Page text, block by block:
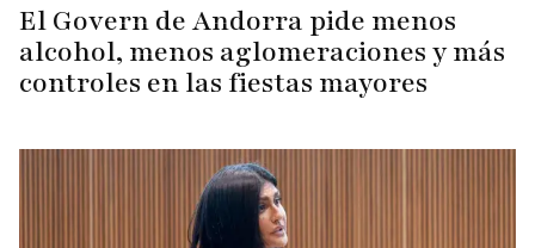
El Govern de Andorra pide menos
alcohol, menos aglomeraciones y más
controles en las fiestas mayores